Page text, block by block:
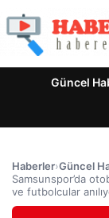
Güncel
Haberler›Güncel
Samsunspor’da
ve futbolcular